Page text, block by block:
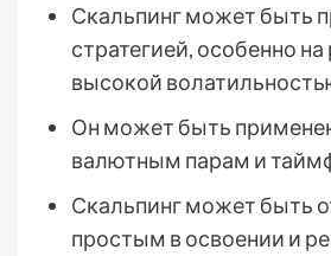
Скальпинг может быть
стратегией, особенно
высокой
Он может быть
валютным парам и
Скальпинг может быть
простым в освоении и